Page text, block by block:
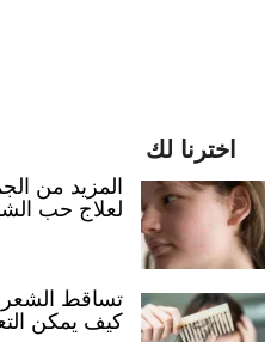
اخترنا لك
المزيد من
لعلاج حب
تساقط
كيف يمكن